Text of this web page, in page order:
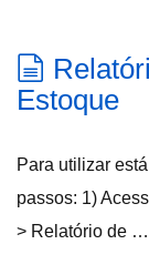
Estoque
Para utilizar
passos: 1)
> Relatório de …